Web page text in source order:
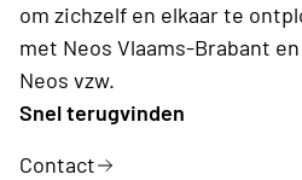
om zichzelf en elkaar te
met Neos Vlaams-Brabant
Neos vzw.
Snel terugvinden
Contact